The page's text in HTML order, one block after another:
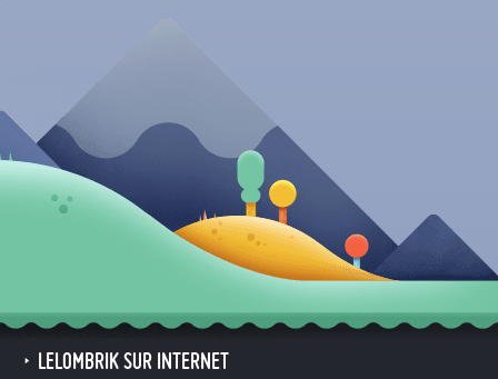
LELOMBRIK SUR INTERNET